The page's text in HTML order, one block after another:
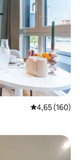
Povprečna
4,65 (160)